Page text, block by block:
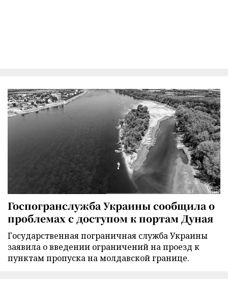
Госпогранслужба Украины сообщила о
проблемах с доступом к портам Дуная
Государственная пограничная служба Украины
заявила о введении ограничений на проезд к
пунктам пропуска на молдавской границе.